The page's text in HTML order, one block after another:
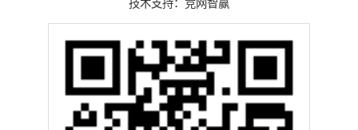
技术支持： 竞网智赢